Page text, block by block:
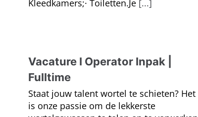
Kleedkamers;· Toiletten.Je [...]
Vacature I Operator Inpak |
Fulltime
Staat jouw talent wortel te schieten? Het
is onze passie om de lekkerste